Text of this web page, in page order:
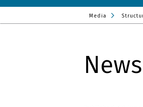
Media
News